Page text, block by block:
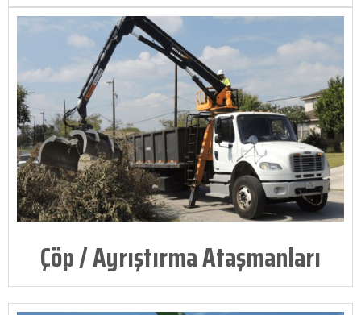
Çöp / Ayrıştırma Ataşmanları